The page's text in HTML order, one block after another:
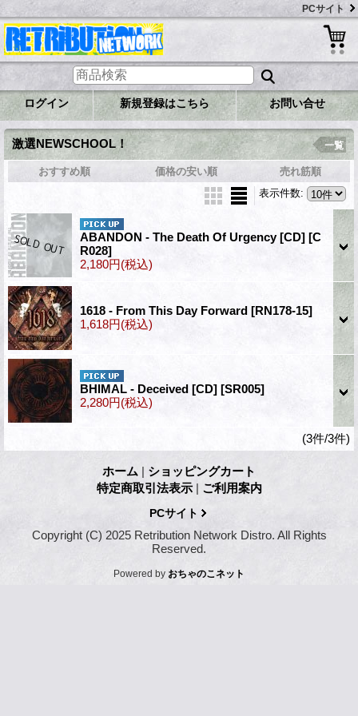
PCサイト
ログイン 新規登録はこちら お問い合せ
激選NEWSCHOOL！ 一覧
おすすめ順 価格の安い順
売れ筋順
表示件数:
ABANDON - The Death Of Urgency [CD] [C
R028]
2,180円(税込)
1618 - From This Day Forward [RN178-15]
1,618円(税込)
BHIMAL - Deceived [CD] [SR005]
2,280円(税込)
(3件/3件)
ホーム | ショッピングカート
特定商取引法表示 | ご利用案内
PCサイト
Copyright (C) 2025 Retribution Network Distro. All Rights
Reserved.
Powered by おちゃのこネット